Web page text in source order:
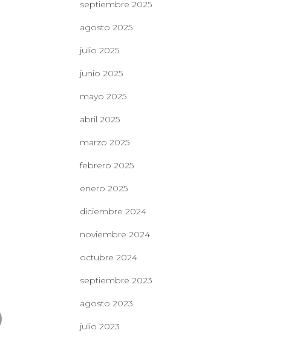
septiembre 2025
agosto 2025
julio 2025
junio 2025
mayo 2025
abril 2025
marzo 2025
febrero 2025
enero 2025
diciembre 2024
noviembre 2024
octubre 2024
septiembre 2023
agosto 2023
julio 2023